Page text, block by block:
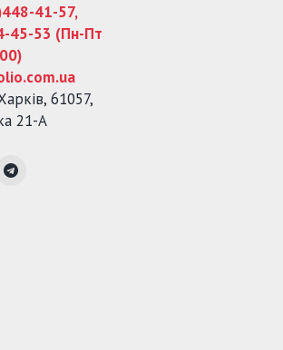
41-57,
45-53 (Пн-Пт
,61057,
21-А